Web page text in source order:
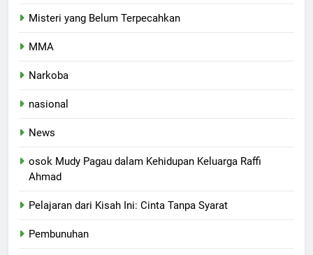
Misteri yang Belum Terpecahkan
MMA
Narkoba
nasional
News
osok Mudy Pagau dalam Kehidupan Keluarga Raffi
Ahmad
Pelajaran dari Kisah Ini: Cinta Tanpa Syarat
Pembunuhan